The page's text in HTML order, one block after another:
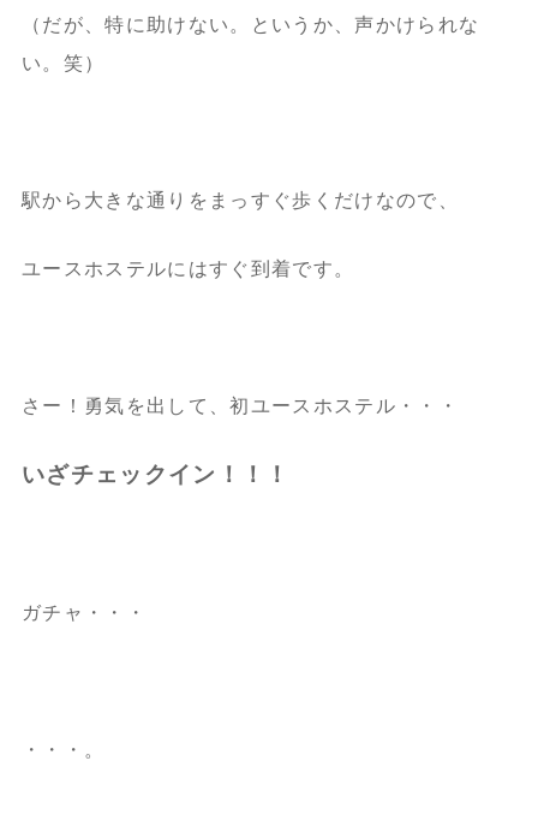
（だが、特に助けない。というか、声かけられな
い。笑）
駅から大きな通りをまっすぐ歩くだけなので、
ユースホステルにはすぐ到着です。
さー！勇気を出して、初ユースホステル・・・
いざチェックイン！！！
ガチャ・・・
・・・。